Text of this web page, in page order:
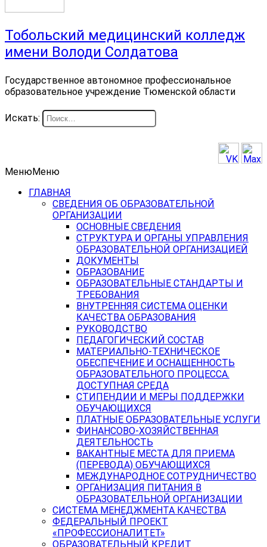
Тобольский медицинский колледж
имени Володи Солдатова
Государственное автономное профессиональное
образовательное учреждение Тюменской области
Искать:
МенюМеню
ГЛАВНАЯ
СВЕДЕНИЯ ОБ ОБРАЗОВАТЕЛЬНОЙ
ОРГАНИЗАЦИИ
ОСНОВНЫЕ СВЕДЕНИЯ
СТРУКТУРА И ОРГАНЫ УПРАВЛЕНИЯ
ОБРАЗОВАТЕЛЬНОЙ ОРГАНИЗАЦИЕЙ
ДОКУМЕНТЫ
ОБРАЗОВАНИЕ
ОБРАЗОВАТЕЛЬНЫЕ СТАНДАРТЫ И
ТРЕБОВАНИЯ
ВНУТРЕННЯЯ СИСТЕМА ОЦЕНКИ
КАЧЕСТВА ОБРАЗОВАНИЯ
РУКОВОДСТВО
ПЕДАГОГИЧЕСКИЙ СОСТАВ
МАТЕРИАЛЬНО-ТЕХНИЧЕСКОЕ
ОБЕСПЕЧЕНИЕ И ОСНАЩЕННОСТЬ
ОБРАЗОВАТЕЛЬНОГО ПРОЦЕССА.
ДОСТУПНАЯ СРЕДА
СТИПЕНДИИ И МЕРЫ ПОДДЕРЖКИ
ОБУЧАЮЩИХСЯ
ПЛАТНЫЕ ОБРАЗОВАТЕЛЬНЫЕ УСЛУГИ
ФИНАНСОВО-ХОЗЯЙСТВЕННАЯ
ДЕЯТЕЛЬНОСТЬ
ВАКАНТНЫЕ МЕСТА ДЛЯ ПРИЕМА
(ПЕРЕВОДА) ОБУЧАЮЩИХСЯ
МЕЖДУНАРОДНОЕ СОТРУДНИЧЕСТВО
ОРГАНИЗАЦИЯ ПИТАНИЯ В
ОБРАЗОВАТЕЛЬНОЙ ОРГАНИЗАЦИИ
СИСТЕМА МЕНЕДЖМЕНТА КАЧЕСТВА
ФЕДЕРАЛЬНЫЙ ПРОЕКТ
«ПРОФЕССИОНАЛИТЕТ»
ОБРАЗОВАТЕЛЬНЫЙ КРЕДИТ